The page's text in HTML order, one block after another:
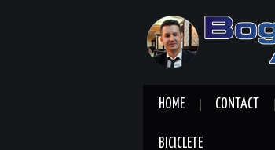
HOME CONTACT
BICICLETE